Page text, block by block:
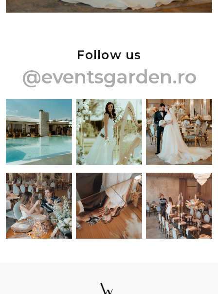
Follow us
@eventsgarden.ro